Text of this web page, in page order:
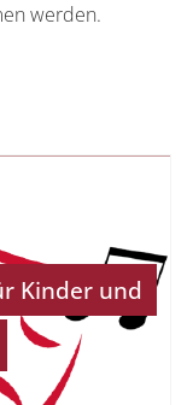
werden.
Kinder und